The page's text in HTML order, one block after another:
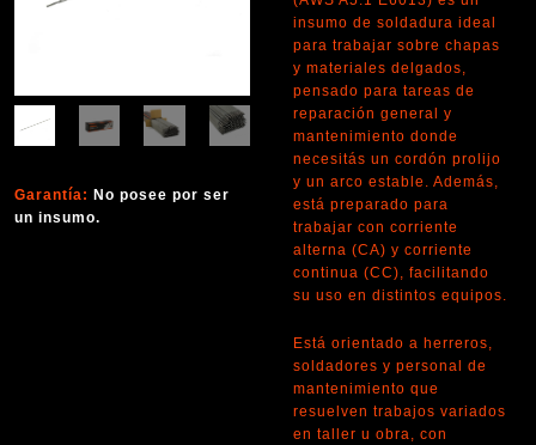
Garantía: No posee por ser
un insumo.
insumo de soldadura ideal
para trabajar sobre chapas
y materiales delgados,
pensado para tareas de
reparación general y
mantenimiento donde
necesitás un cordón prolijo
y un arco estable. Además,
está preparado para
trabajar con corriente
alterna (CA) y corriente
continua (CC), facilitando
su uso en distintos equipos.
Está orientado a herreros,
soldadores y personal de
mantenimiento que
resuelven trabajos variados
en taller u obra, con